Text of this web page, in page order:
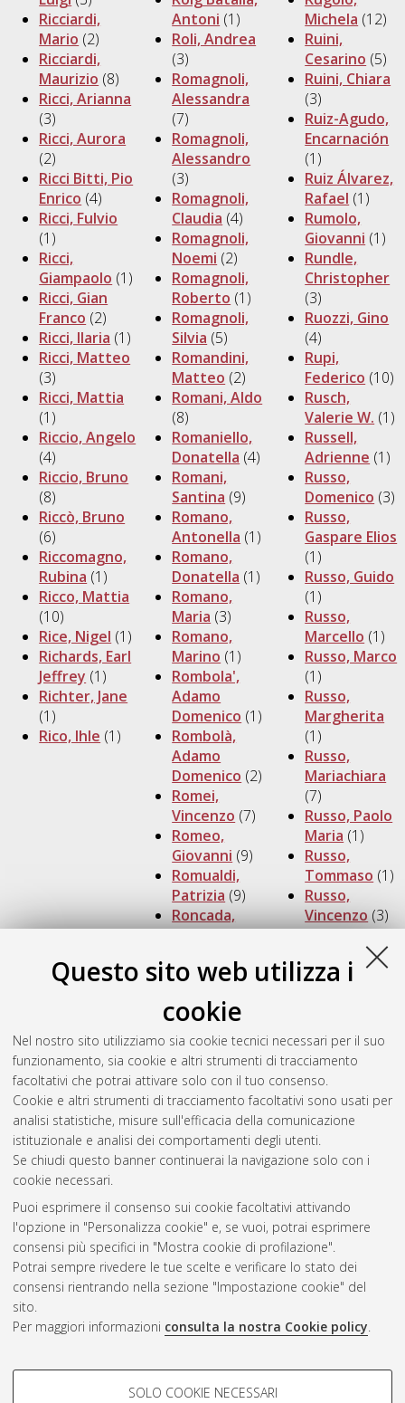
Questo sito web utilizza i
cookie
Nel nostro sito utilizziamo sia cookie tecnici necessari per il suo
funzionamento, sia cookie e altri strumenti di tracciamento
facoltativi che potrai attivare solo con il tuo consenso.
Cookie e altri strumenti di tracciamento facoltativi sono usati per
analisi statistiche, misure sull'efficacia della comunicazione
istituzionale e analisi dei comportamenti degli utenti.
Se chiudi questo banner continuerai la navigazione solo con i
cookie necessari.
Puoi esprimere il consenso sui cookie facoltativi attivando
l'opzione in "Personalizza cookie" e, se vuoi, potrai esprimere
consensi più specifici in "Mostra cookie di profilazione".
Potrai sempre rivedere le tue scelte e verificare lo stato dei
consensi rientrando nella sezione "Impostazione cookie" del
sito.
Per maggiori informazioni consulta la nostra Cookie policy.
COOKIE DI PROFILAZIONE -
SOLO COOKIE NECESSARI
Ricciardi,
Mario (2)
Ricciardi,
Maurizio (8)
Ricci, Arianna
(3)
Ricci, Aurora
(2)
Ricci Bitti, Pio
Enrico (4)
Ricci, Fulvio
(1)
Ricci,
Giampaolo (1)
Ricci, Gian
Franco (2)
Ricci, Ilaria (1)
Ricci, Matteo
(3)
Ricci, Mattia
(1)
Riccio, Angelo
(4)
Riccio, Bruno
(8)
Riccò, Bruno
(6)
Riccomagno,
Rubina (1)
Ricco, Mattia
(10)
Rice, Nigel (1)
Richards, Earl
Jeffrey (1)
Richter, Jane
(1)
Rico, Ihle (1)
Antoni (1)
Roli, Andrea
(3)
Romagnoli,
Alessandra
(7)
Romagnoli,
Alessandro
(3)
Romagnoli,
Claudia (4)
Romagnoli,
Noemi (2)
Romagnoli,
Roberto (1)
Romagnoli,
Silvia (5)
Romandini,
Matteo (2)
Romani, Aldo
(8)
Romaniello,
Donatella (4)
Romani,
Santina (9)
Romano,
Antonella (1)
Romano,
Donatella (1)
Romano,
Maria (3)
Romano,
Marino (1)
Rombola',
Adamo
Domenico (1)
Rombolà,
Adamo
Domenico (2)
Romei,
Vincenzo (7)
Romeo,
Giovanni (9)
Romualdi,
Patrizia (9)
Roncada,
Paola(5)
Alberto(1)
Davide (7)
Roncarati,
Roberta(1)
Ronchi, Paolo
(1)
Ronconi,
Lucia(1)
Michela (12)
Ruini,
Cesarino (5)
Ruini, Chiara
(3)
Ruiz-Agudo,
Encarnación
(1)
Ruiz Álvarez,
Rafael (1)
Rumolo,
Giovanni (1)
Rundle,
Christopher
(3)
Ruozzi, Gino
(4)
Rupi,
Federico (10)
Rusch,
Valerie W. (1)
Russell,
Adrienne (1)
Russo,
Domenico (3)
Russo,
Gaspare Elios
(1)
Russo, Guido
(1)
Russo,
Marcello (1)
Russo, Marco
(1)
Russo,
Margherita
(1)
Russo,
Mariachiara
(7)
Russo, Paolo
Maria (1)
Russo,
Tommaso (1)
Russo,
Vincenzo (3)
Ruther, Nils
Ryan,
Atom
Rss 1.0
Rss 2.0
ISSN: 2038-7946
Impostazioni Cookie
Informativa sulla privacy